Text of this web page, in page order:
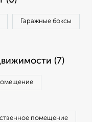
Гаражные боксы
(7)
помещение